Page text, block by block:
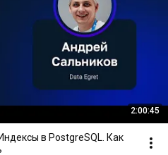
2:00:45
в PostgreSQL. Как